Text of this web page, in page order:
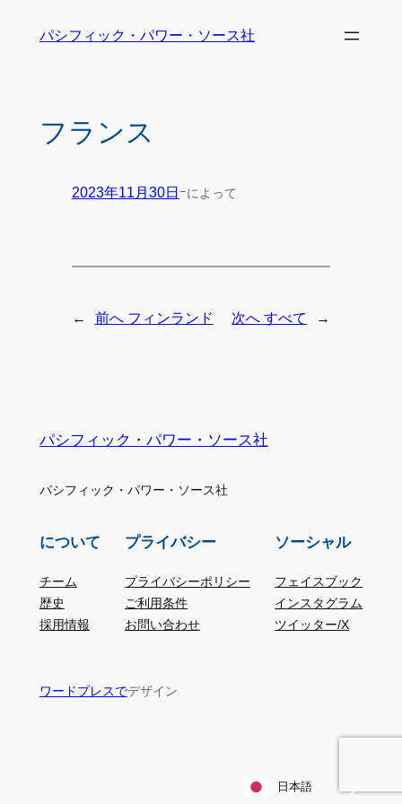
パシフィック・パワー・ソース社
フランス
2023年11月30日 -によって
← 前へ フィンランド 次へすべて →
パシフィック・パワー・ソース社
パシフィック・パワー・ソース社
について
チーム
歴史
採用情報
プライバシー
プライバシーポリシー
ご利用条件
お問い合わせ
ソーシャル
フェイスブック
インスタグラム
ツイッター/X
ワードプレスでデザイン
日本語